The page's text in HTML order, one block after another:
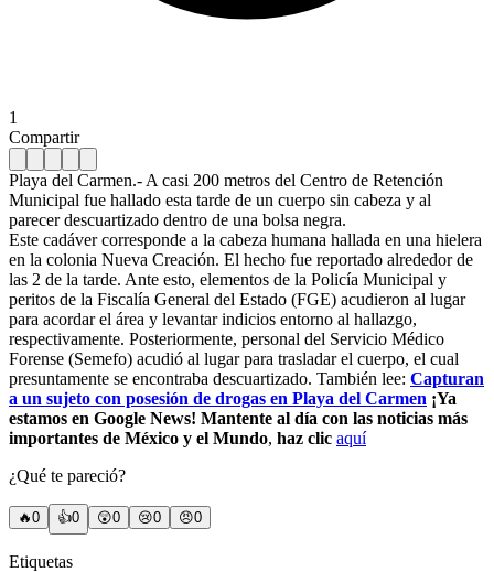
1
Compartir
Playa del Carmen.- A casi 200 metros del Centro de Retención
Municipal fue hallado esta tarde de un cuerpo sin cabeza y al
parecer descuartizado dentro de una bolsa negra.
Este cadáver corresponde a la cabeza humana hallada en una hielera
en la colonia Nueva Creación. El hecho fue reportado alrededor de
las 2 de la tarde. Ante esto, elementos de la Policía Municipal y
peritos de la Fiscalía General del Estado (FGE) acudieron al lugar
para acordar el área y levantar indicios entorno al hallazgo,
respectivamente. Posteriormente, personal del Servicio Médico
Forense (Semefo) acudió al lugar para trasladar el cuerpo, el cual
presuntamente se encontraba descuartizado. También lee: Capturan
a un sujeto con posesión de drogas en Playa del Carmen ¡Ya
estamos en Google News! Mantente al día con las noticias más
importantes de México y el Mundo, haz clic aquí
¿Qué te pareció?
🔥0 👍0 😲0 😢0 😠0
Etiquetas